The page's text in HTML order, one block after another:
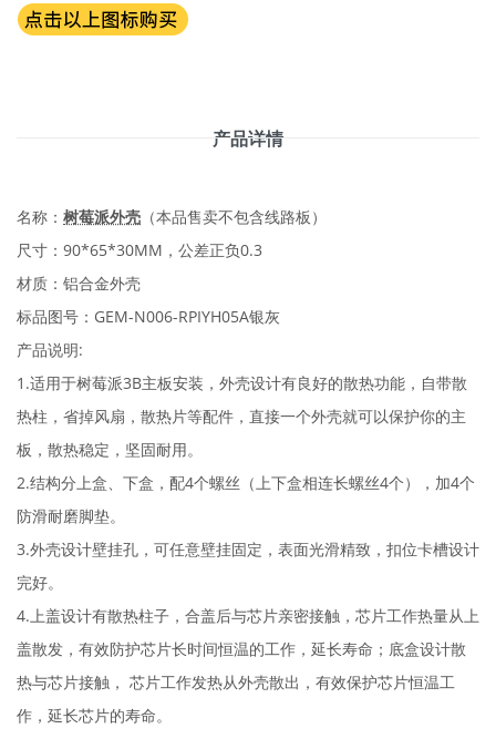
产品详情
名称： 树莓派外壳 （本品售卖不包含线路板）
尺寸：90*65*30MM，公差正负0.3
材质：铝合金外壳
标品图号：GEM-N006-RPIYH05A银灰
产品说明:
1.适用于树莓派3B主板安装，外壳设计有良好的散热功能，自带散
热柱，省掉风扇，散热片等配件，直接一个外壳就可以保护你的主
板，散热稳定，坚固耐用。
2.结构分上盒、下盒，配4个螺丝（上下盒相连长螺丝4个），加4个
防滑耐磨脚垫。
3.外壳设计壁挂孔，可任意壁挂固定，表面光滑精致，扣位卡槽设计
完好。
4.上盖设计有散热柱子，合盖后与芯片亲密接触，芯片工作热量从上
盖散发，有效防护芯片长时间恒温的工作，延长寿命；底盒设计散
热与芯片接触， 芯片工作发热从外壳散出，有效保护芯片恒温工
作，延长芯片的寿命。